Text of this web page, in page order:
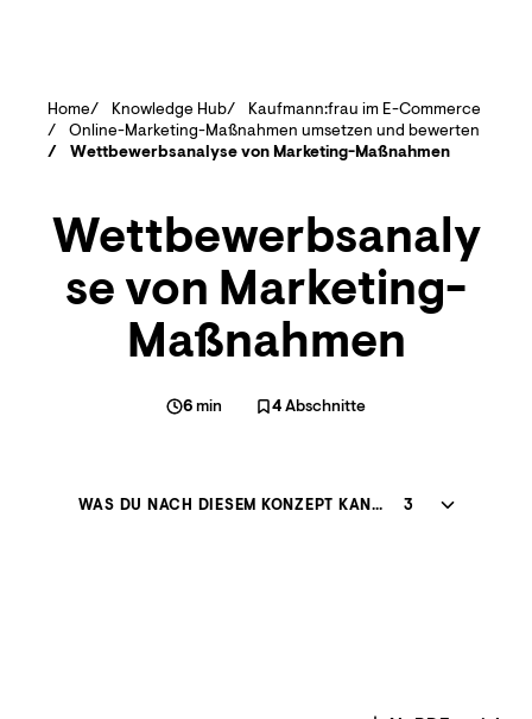
Home Knowledge Hub
Kaufmann:frau im E-Commerce
Online-Marketing-Maßnahmen umsetzen und bewerten
Wettbewerbsanalyse von Marketing-Maßnahmen
Wettbewerbsanaly
se von Marketing-
Maßnahmen
6min 4Abschnitte
WAS DU NACH DIESEM KONZEPT KANNST 3